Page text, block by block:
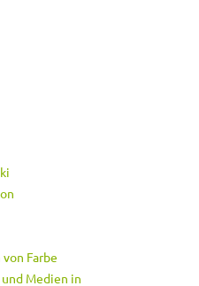
Farbe
Medien in